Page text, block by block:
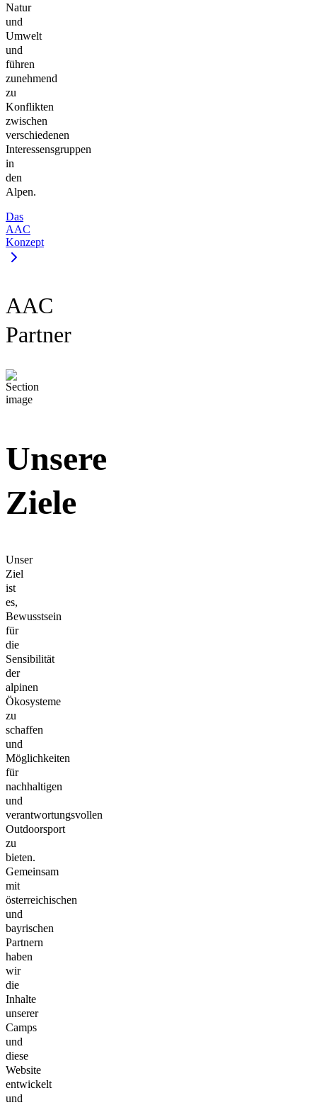
Natur
und
Umwelt
und
führen
zunehmend
zu
Konflikten
zwischen
verschiedenen
Interessensgruppen
in
den
Alpen.
Das
AAC
Konzept
AAC
Partner
Unsere
Ziele
Unser
Ziel
ist
es,
Bewusstsein
für
die
Sensibilität
der
alpinen
Ökosysteme
zu
schaffen
und
Möglichkeiten
für
nachhaltigen
und
verantwortungsvollen
Outdoorsport
zu
bieten.
Gemeinsam
mit
österreichischen
und
bayrischen
Partnern
haben
wir
die
Inhalte
unserer
Camps
und
diese
Website
entwickelt
und